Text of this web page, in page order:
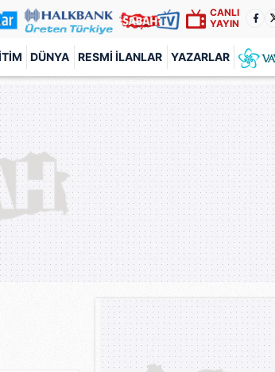
CANLI
YAYIN
DÜNYA RESMI İLANLAR YAZARLAR